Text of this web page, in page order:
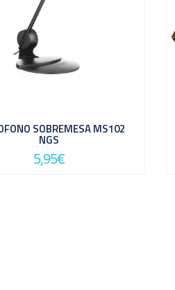
SOBREMESA MS102
NGS
5,95€